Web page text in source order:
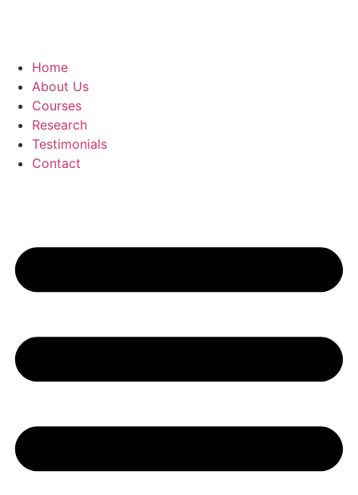
Home
About Us
Courses
Research
Testimonials
Contact